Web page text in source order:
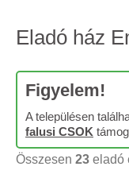
Eladó ház
Figyelem!
A településen
falusi CSOK
Összesen 23 eladó